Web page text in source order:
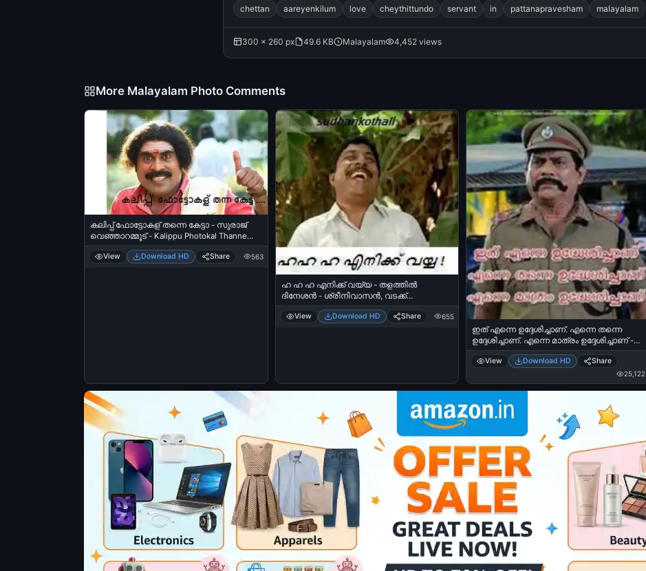
chettan aareyenkilum love cheythittundo servant in pattanapravesham malayalam
300 × 260 px 49.6 KB Malayalam 4,452 views
More Malayalam Photo Comments
കലിപ്പ് ഫോട്ടോകള് തന്നെ കേട്ടാ - സുരാജ്
വെഞ്ഞാറമ്മൂട് - Kalippu Photokal Thanne
Ketta - Suraj Venjarammood
View Download HD Share 563
ഹ ഹ ഹ എനിക്ക് വയ്യ - തളത്തില്‍
ദിനേശന്‍ - ശ്രീനിവാസന്‍, വടക്ക്
നോക്കിയന്ത്രം - Ha Ha Ha Enikku Vaiyya -
Thalathil Dhineshan - Sreenivasan in
View Download HD Share 655
ഇത് എന്നെ ഉദ്ദേശിച്ചാണ്. എന്നെ തന്നെ
ഉദ്ദേശിച്ചാണ്. എന്നെ മാത്രം ഉദ്ദേശിച്ചാണ് -
ജഗതി ശ്രീകുമാര്‍ - സിഐഡി മൂസ - Ithu
enne udheshichanu. Enne thanne
udheshichanu. Enne maathram udheshichanu
- Jagathi Sreekumar in CID Moosa
View Download HD Share
25,122